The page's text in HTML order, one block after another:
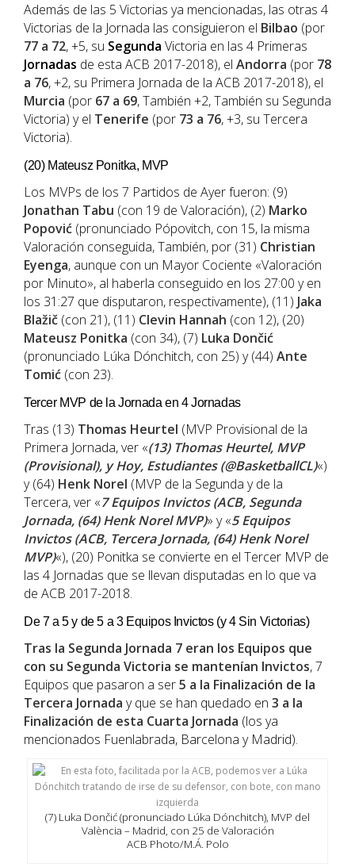
Además de las 5 Victorias ya mencionadas, las otras 4
Victorias de la Jornada las consiguieron el Bilbao (por
77 a 72, +5, su Segunda Victoria en las 4 Primeras
Jornadas de esta ACB 2017-2018), el Andorra (por 78
a 76, +2, su Primera Jornada de la ACB 2017-2018), el
Murcia (por 67 a 69, También +2, También su Segunda
Victoria) y el Tenerife (por 73 a 76, +3, su Tercera
Victoria).
(20) Mateusz Ponitka, MVP
Los MVPs de los 7 Partidos de Ayer fueron: (9)
Jonathan Tabu (con 19 de Valoración), (2) Marko
Popović (pronunciado Pópovitch, con 15, la misma
Valoración conseguida, También, por (31) Christian
Eyenga, aunque con un Mayor Cociente «Valoración
por Minuto», al haberla conseguido en los 27:00 y en
los 31:27 que disputaron, respectivamente), (11) Jaka
Blažič (con 21), (11) Clevin Hannah (con 12), (20)
Mateusz Ponitka (con 34), (7) Luka Dončić
(pronunciado Lúka Dónchitch, con 25) y (44) Ante
Tomić (con 23).
Tercer MVP de la Jornada en 4 Jornadas
Tras (13) Thomas Heurtel (MVP Provisional de la
Primera Jornada, ver «(13) Thomas Heurtel, MVP
(Provisional), y Hoy, Estudiantes (@BasketballCL)«)
y (64) Henk Norel (MVP de la Segunda y de la
Tercera, ver «7 Equipos Invictos (ACB, Segunda
Jornada, (64) Henk Norel MVP)» y «5 Equipos
Invictos (ACB, Tercera Jornada, (64) Henk Norel
MVP)«), (20) Ponitka se convierte en el Tercer MVP de
las 4 Jornadas que se llevan disputadas en lo que va
de ACB 2017-2018.
De 7 a 5 y de 5 a 3 Equipos Invictos (y 4 Sin Victorias)
Tras la Segunda Jornada 7 eran los Equipos que
con su Segunda Victoria se mantenían Invictos, 7
Equipos que pasaron a ser5 a la Finalización de la
Tercera Jornada y que se han quedado en 3 a la
Finalización de esta Cuarta Jornada (los ya
mencionados Fuenlabrada, Barcelona y Madrid).
(7) Luka Dončić (pronunciado Lúka Dónchitch), MVP del
València – Madrid, con 25 de Valoración
ACB Photo/M.Á. Polo